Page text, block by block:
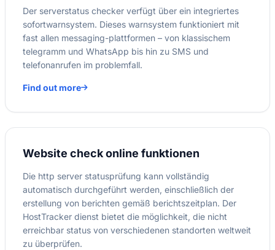
Der serverstatus checker verfügt über ein integriertes
sofortwarnsystem. Dieses warnsystem funktioniert mit
fast allen messaging-plattformen – von klassischem
telegramm und WhatsApp bis hin zu SMS und
telefonanrufen im problemfall.
Find out more
Website check online funktionen
Die http server statusprüfung kann vollständig
automatisch durchgeführt werden, einschließlich der
erstellung von berichten gemäß berichtszeitplan. Der
HostTracker dienst bietet die möglichkeit, die nicht
erreichbar status von verschiedenen standorten weltweit
zu überprüfen.